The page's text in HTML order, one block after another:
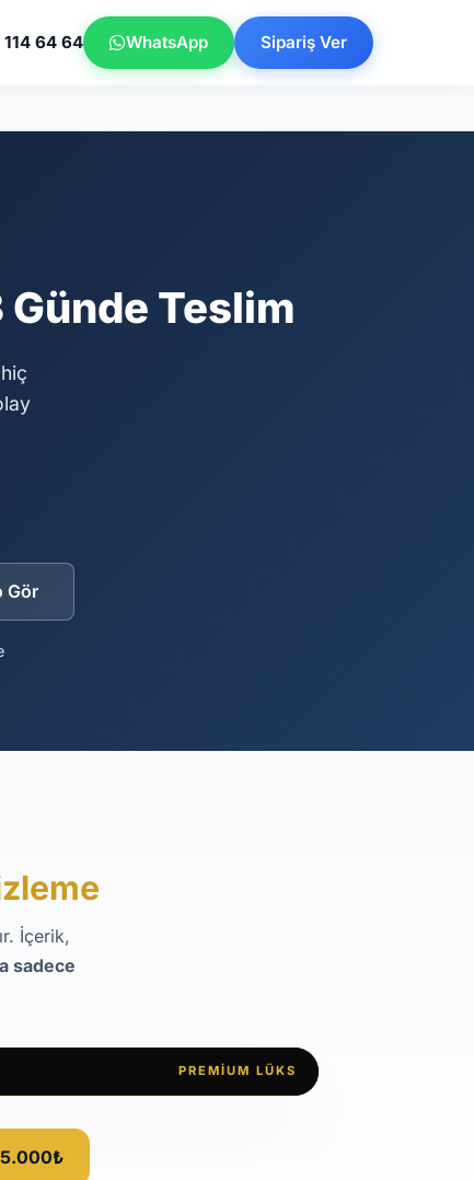
64 64 WhatsApp Sipariş Ver
Teslim
Gör
İçerik,
sadece
PREMIUM LÜKS